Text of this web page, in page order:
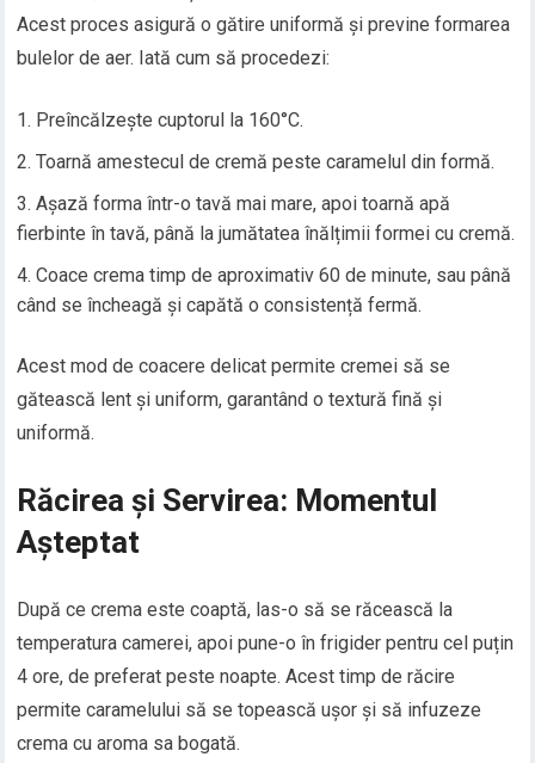
Acest proces asigură o gătire uniformă și previne formarea
bulelor de aer. Iată cum să procedezi:
Preîncălzește cuptorul la 160°C.
Toarnă amestecul de cremă peste caramelul din formă.
Așază forma într-o tavă mai mare, apoi toarnă apă
fierbinte în tavă, până la jumătatea înălțimii formei cu cremă.
Coace crema timp de aproximativ 60 de minute, sau până
când se încheagă și capătă o consistență fermă.
Acest mod de coacere delicat permite cremei să se
gătească lent și uniform, garantând o textură fină și
uniformă.
Răcirea și Servirea: Momentul
Așteptat
După ce crema este coaptă, las-o să se răcească la
temperatura camerei, apoi pune-o în frigider pentru cel puțin
4 ore, de preferat peste noapte. Acest timp de răcire
permite caramelului să se topească ușor și să infuzeze
crema cu aroma sa bogată.